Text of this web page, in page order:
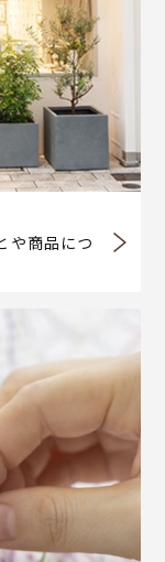
や商品につ